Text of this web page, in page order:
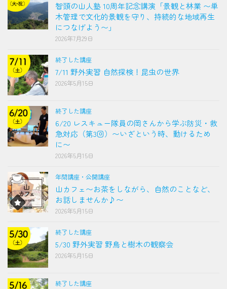
智頭の山人塾 10周年記念講演「景観と林業 〜単
木管理で文化的景観を守り、持続的な地域再生
につなげよう〜」
2026年7月29日
終了した講座
7/11 野外実習 自然探検！昆虫の世界
2026年5月15日
終了した講座
6/20 レスキュー隊員の岡さんから学ぶ防災・救
急対応（第3回）〜いざという時、動けるため
に〜
2026年5月15日
年間講座・公開講座
山カフェ〜お茶をしながら、自然のことなど、
お話しませんか♪〜
2026年5月15日
終了した講座
5/30 野外実習 野鳥と樹木の観察会
2026年5月15日
終了した講座